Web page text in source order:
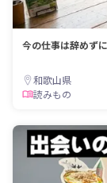
今の仕事は辞めず
和歌山県
読みもの